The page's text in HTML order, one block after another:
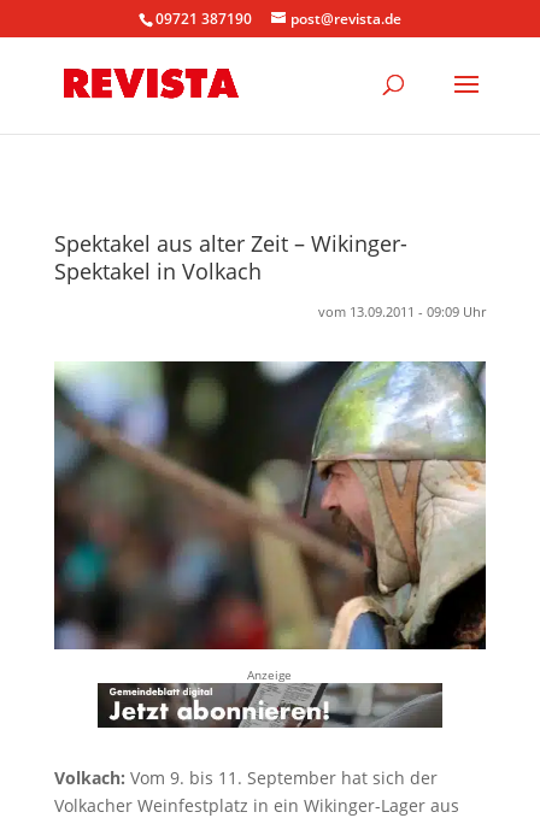
09721 387190 post@revista.de
Spektakel aus alter Zeit – Wikinger-
Spektakel in Volkach
vom 13.09.2011 - 09:09 Uhr
Anzeige
Volkach: Vom 9. bis 11. September hat sich der
Volkacher Weinfestplatz in ein Wikinger-Lager aus